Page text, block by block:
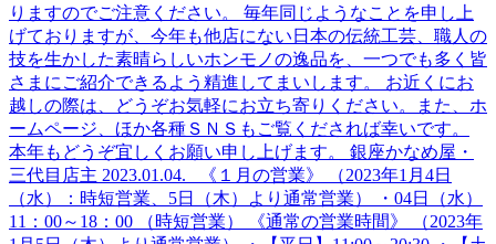
りますのでご注意ください。 毎年同じようなことを申し上
げておりますが、今年も他店にない日本の伝統工芸、職人の
技を生かした素晴らしいホンモノの逸品を、一つでも多く皆
さまにご紹介できるよう精進してまいします。 お近くにお
越しの際は、どうぞお気軽にお立ち寄りください。また、ホ
ームページ、ほか各種ＳＮＳもご覧くだされば幸いです。
本年もどうぞ宜しくお願い申し上げます。 銀座かなめ屋・
三代目店主 2023.01.04. 《１月の営業》 （2023年1月4日
（水）：時短営業、5日（木）より通常営業） ・04日（水）
11：00～18：00 （時短営業） 《通常の営業時間》 （2023年